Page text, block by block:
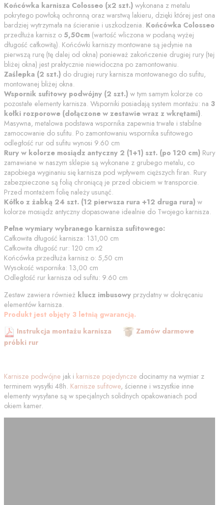
Końcówka karnisza Colosseo (x2 szt.) wykonana z metalu
pokrytego powłoką ochronną oraz warstwą lakieru, dzięki której jest ona
bardziej wytrzymała na ścieranie i uszkodzenia. Końcówka Colosseo
przedłuża karnisz o 5,50cm (wartość wliczona w podaną wyżej
długość całkowitą). Końcówki karniszy montowane są jedynie na
pierwszą rurę (tę dalej od okna) ponieważ zakończenie drugiej rury (tej
bliżej okna) jest praktycznie niewidoczna po zamontowaniu.
Zaślepka (2 szt.) do drugiej rury karnisza montowanego do sufitu,
montowanej bliżej okna.
Wspornik sufitowy podwójny (2 szt.) w tym samym kolorze co
pozostałe elementy karnisza. Wsporniki posiadają system montażu: na 3
kołki rozporowe (dołączone w zestawie wraz z wkrętami).
Masywna, metalowa podstawa wspornika zapewnia trwałe i stabilne
zamocowanie do sufitu. Po zamontowaniu wspornika sufitowego
odległość rur od sufitu wynosi 9.60 cm
Rury w kolorze mosiądz antyczny 2 (1+1) szt. (po 120 cm) Rury
zamawiane w naszym sklepie są wykonane z grubego metalu, co
zapobiega wyginaniu się karnisza pod wpływem cięższych firan. Rury
zabezpieczone są folią chroniącą je przed obiciem w transporcie.
Przed montażem folię należy usunąć.
Kółko z żabką 24 szt. (12 pierwsza rura +12 druga rura) w
kolorze mosiądz antyczny dopasowane idealnie do Twojego karnisza.
Pełne wymiary wybranego karnisza sufitowego:
Całkowita długość karnisza: 131,00 cm
Całkowita długość rur: 120 cm x2
Końcówka przedłuża karnisz o: 5,50 cm
Wysokość wspornika: 13,00 cm
Odległość rur karnisza od sufitu: 9.60 cm
Zestaw zawiera również klucz imbusowy przydatny w dokręcaniu
elementów karnisza.
Produkt jest objęty 3 letnią gwarancją.
Instrukcja montażu karnisza
Zamów darmowe
próbki rur
Karnisze podwójne jak i karnisze pojedyncze docinamy na wymiar z
terminem wysyłki 48h. Karnisze sufitowe, ścienne i wszystkie inne
elementy wysyłane są w specjalnych solidnych opakowaniach pod
okiem kamer.